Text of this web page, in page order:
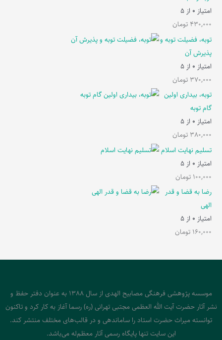
امتیاز 0 از 5
430,000 تومان
توبه، فضیلت توبه و
پذیرش آن
امتیاز 0 از 5
370,000 تومان
توبه، بیداری اولین
گام توبه
امتیاز 0 از 5
380,000 تومان
تسلیم نهایت اسلام
امتیاز 0 از 5
100,000 تومان
رضا به قضا و قدر
الهی
امتیاز 0 از 5
160,000 تومان
موسسه پژوهشی فرهنگی مصابیح الهدی از سال 1388 به عنوان دفتر حفظ و
نشر آثار حضرت آیت الله العظمی مجتبی تهرانی (ره) رسما آغاز به کار کرد و تاکنون
توانسته میراث حضرت استاد را ساماندهی و در قالب‌های مختلف منتشر کند.
این سایت تنها پایگاه رسمی آثار معظم‌له می‌باشد.